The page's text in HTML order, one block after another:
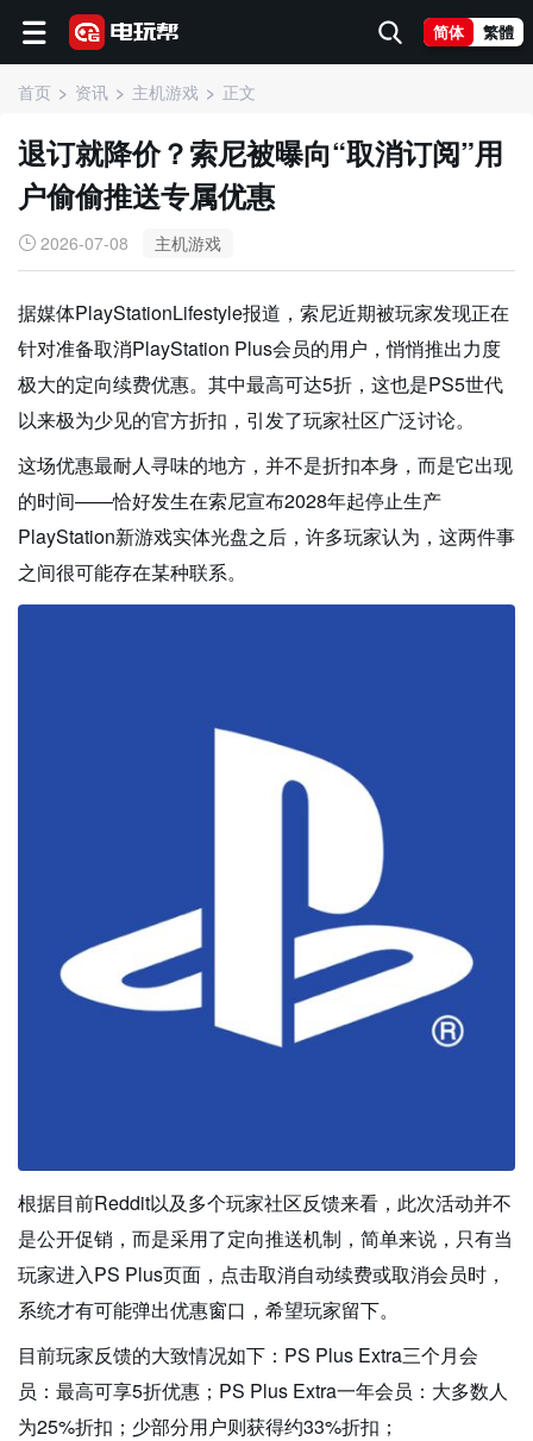
简体 繁體
首页 资讯 主机游戏 正文
退订就降价？索尼被曝向“取消订阅”用
户偷偷推送专属优惠
2026-07-08 主机游戏
据媒体PlayStationLifestyle报道，索尼近期被玩家发现正在
针对准备取消PlayStation Plus会员的用户，悄悄推出力度
极大的定向续费优惠。其中最高可达5折，这也是PS5世代
以来极为少见的官方折扣，引发了玩家社区广泛讨论。
这场优惠最耐人寻味的地方，并不是折扣本身，而是它出现
的时间——恰好发生在索尼宣布2028年起停止生产
PlayStation新游戏实体光盘之后，许多玩家认为，这两件事
之间很可能存在某种联系。
根据目前Reddit以及多个玩家社区反馈来看，此次活动并不
是公开促销，而是采用了定向推送机制，简单来说，只有当
玩家进入PS Plus页面，点击取消自动续费或取消会员时，
系统才有可能弹出优惠窗口，希望玩家留下。
目前玩家反馈的大致情况如下：PS Plus Extra三个月会
员：最高可享5折优惠；PS Plus Extra一年会员：大多数人
为25%折扣；少部分用户则获得约33%折扣；